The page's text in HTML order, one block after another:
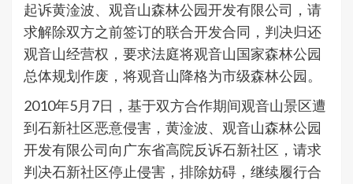
起诉黄淦波、观音山森林公园开发有限公司，请
求解除双方之前签订的联合开发合同，判决归还
观音山经营权，要求法庭将观音山国家森林公园
总体规划作废，将观音山降格为市级森林公园。
2010年5月7日，基于双方合作期间观音山景区遭
到石新社区恶意侵害，黄淦波、观音山森林公园
开发有限公司向广东省高院反诉石新社区，请求
判决石新社区停止侵害，排除妨碍，继续履行合